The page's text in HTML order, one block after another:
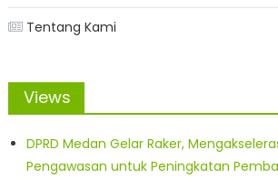
Tentang Kami
Views
DPRD Medan Gelar Raker,
Pengawasan untuk Peningkatan